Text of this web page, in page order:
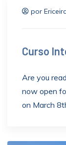
por
Curso
Are you
now open
on March